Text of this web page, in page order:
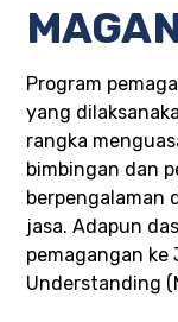
Program
yang
rangka
bimbingan dan
berpengalaman
jasa. Adapun
pemagangan ke
Understanding